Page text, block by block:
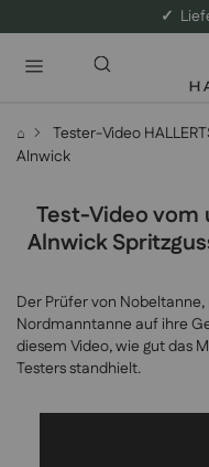
✓
⌂
Tester-Video
Alnwick
Test-Video vom
Alnwick
Der Prüfer von
Nordmanntanne auf ihre
diesem Video, wie gut das
Testers standhielt.